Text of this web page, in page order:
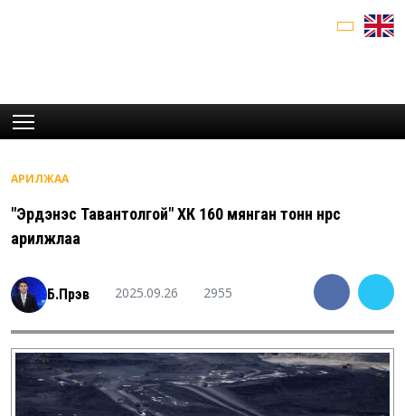
АРИЛЖАА
"Эрдэнэс Тавантолгой" ХК 160 мянган тонн нүүрс
арилжлаа
Б.Пүрэв 2025.09.26 2955